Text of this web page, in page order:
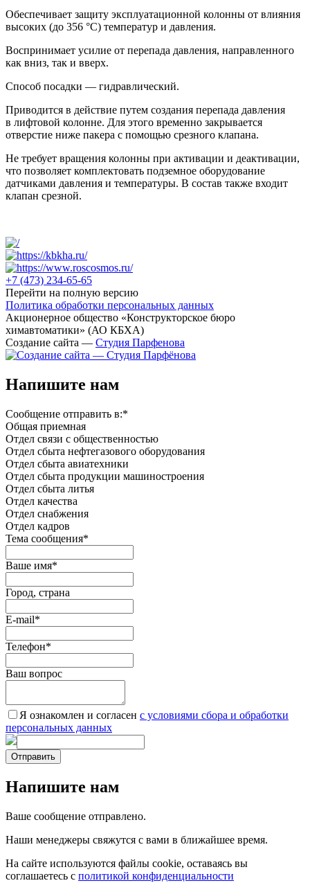
Обеспечивает защиту эксплуатационной колонны от влияния
высоких (до 356 °C) температур и давления.
Воспринимает усилие от перепада давления, направленного
как вниз, так и вверх.
Способ посадки — гидравлический.
Приводится в действие путем создания перепада давления
в лифтовой колонне. Для этого временно закрывается
отверстие ниже пакера с помощью срезного клапана.
Не требует вращения колонны при активации и деактивации,
что позволяет комплектовать подземное оборудование
датчиками давления и температуры. В состав также входит
клапан срезной.
+7 (473) 234-65-65
Перейти на полную версию
Политика обработки персональных данных
Акционерное общество «Конструкторское бюро
химавтоматики» (АО КБХА)
Создание сайта — Студия Парфенова
Напишите нам
Сообщение отправить в:*
Общая приемная
Отдел связи с общественностью
Oтдел сбыта нефтегазового оборудования
Отдел сбыта авиатехники
Отдел сбыта продукции машиностроения
Отдел сбыта литья
Отдел качества
Oтдел снабжения
Отдел кадров
Тема сообщения*
Ваше имя*
Город, страна
E-mail*
Телефон*
Ваш вопрос
Я ознакомлен и согласен c условиями сбора и обработки
персональных данных
Отправить
Напишите нам
Ваше сообщение отправлено.
Наши менеджеры свяжутся с вами в ближайшее время.
На сайте используются файлы cookie, оставаясь вы
соглашаетесь с политикой конфиденциальности